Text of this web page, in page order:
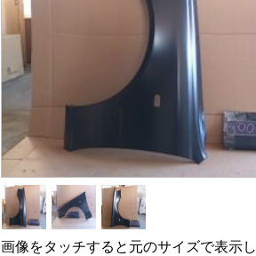
画像をタッチすると元のサイズで表示